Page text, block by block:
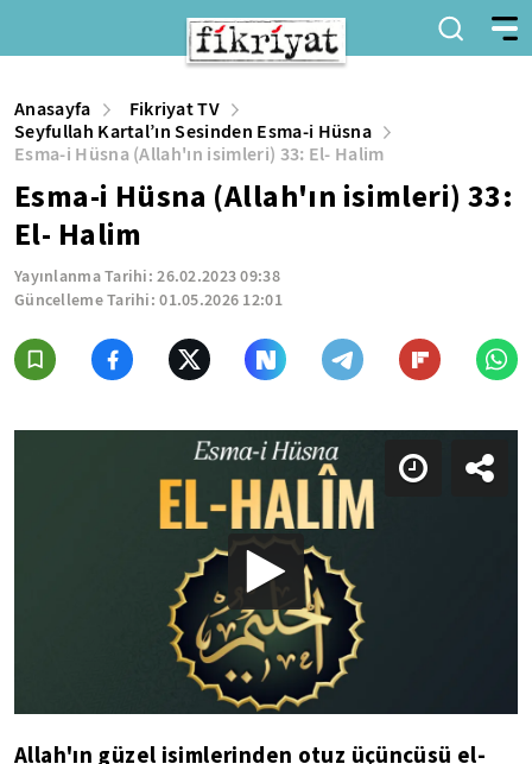
Anasayfa
Fikriyat TV
Seyfullah Kartal’ın Sesinden Esma-i Hüsna
Esma-i Hüsna (Allah'ın isimleri) 33: El- Halim
Esma-i Hüsna (Allah'ın isimleri) 33:
El- Halim
Yayınlanma Tarihi:26.02.2023 09:38
Güncelleme Tarihi:01.05.2026 12:01
Allah'ın güzel isimlerinden otuz üçüncüsü el-